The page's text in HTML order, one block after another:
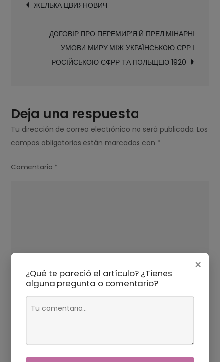
de
entradas
ЖЕЛЬКА ЦВИЯНОВИЧ
ДОГОВІР ПРО ПЕРЕМИР’Я Й ПРЕЛІМІНАРНІ
УМОВИ МИРУ МІЖ УКРАЇНСЬКОЮ СРР І
РОСІЙСЬКОЮ СФРР ТА ПОЛЬЩЕЮ 1920
Deja una respuesta
Tu dirección de correo electrónico no será publicada. Los
campos obligatorios están marcados con *
Comentario *
×
¿Qué te pareció el artículo? ¿Tienes
alguna pregunta o comentario?